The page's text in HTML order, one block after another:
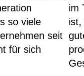
so viele
seit
für sich
im
ist,